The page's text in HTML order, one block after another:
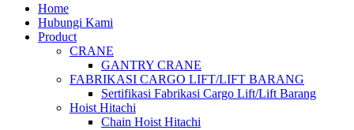
Home
Hubungi Kami
Product
CRANE
GANTRY CRANE
FABRIKASI CARGO LIFT/LIFT BARANG
Sertifikasi Fabrikasi Cargo Lift/Lift Barang
Hoist Hitachi
Chain Hoist Hitachi